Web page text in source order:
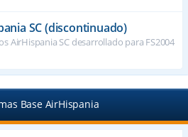
SC (discontinuado)
AirHispania SC desarrollado para FS2004
Base AirHispania